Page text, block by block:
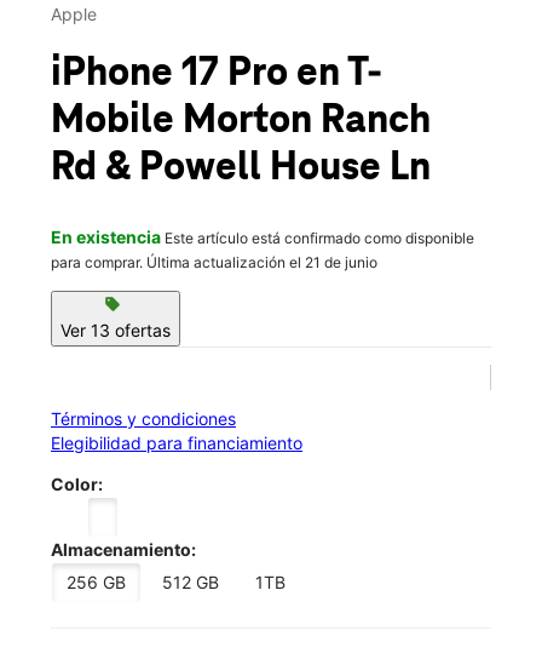
Jue.:
22903 Morton Ranch Rd Ste 100 Katy, TX 77449
Apple
iPhone 17 Pro en T-
Mobile Morton Ranch
Rd & Powell House Ln
En existencia Este artículo está confirmado como disponible
para comprar. Última actualización el 21 de junio
sell
Ver 13 ofertas
Términos y condiciones
Elegibilidad para financiamiento
Color:
Almacenamiento:
256 GB
512 GB 1TB